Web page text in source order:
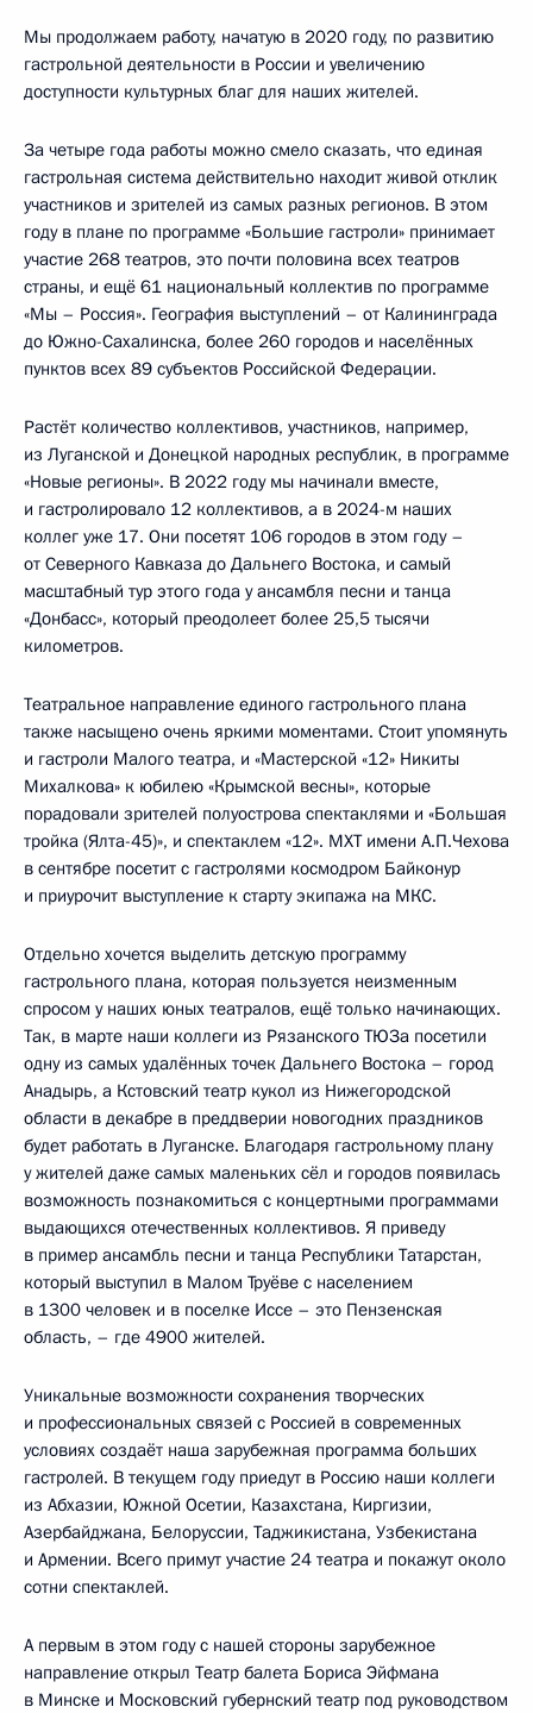
Мы продолжаем работу, начатую в 2020 году, по развитию
гастрольной деятельности в России и увеличению
доступности культурных благ для наших жителей.
За четыре года работы можно смело сказать, что единая
гастрольная система действительно находит живой отклик
участников и зрителей из самых разных регионов. В этом
году в плане по программе «Большие гастроли» принимает
участие 268 театров, это почти половина всех театров
страны, и ещё 61 национальный коллектив по программе
«Мы – Россия». География выступлений – от Калининграда
до Южно-Сахалинска, более 260 городов и населённых
пунктов всех 89 субъектов Российской Федерации.
Растёт количество коллективов, участников, например,
из Луганской и Донецкой народных республик, в программе
«Новые регионы». В 2022 году мы начинали вместе,
и гастролировало 12 коллективов, а в 2024-м наших
коллег уже 17. Они посетят 106 городов в этом году –
от Северного Кавказа до Дальнего Востока, и самый
масштабный тур этого года у ансамбля песни и танца
«Донбасс», который преодолеет более 25,5 тысячи
километров.
Театральное направление единого гастрольного плана
также насыщено очень яркими моментами. Стоит упомянуть
и гастроли Малого театра, и «Мастерской «12» Никиты
Михалкова» к юбилею «Крымской весны», которые
порадовали зрителей полуострова спектаклями и «Большая
тройка (Ялта-45)», и спектаклем «12». МХТ имени А.П.Чехова
в сентябре посетит с гастролями космодром Байконур
и приурочит выступление к старту экипажа на МКС.
Отдельно хочется выделить детскую программу
гастрольного плана, которая пользуется неизменным
спросом у наших юных театралов, ещё только начинающих.
Так, в марте наши коллеги из Рязанского ТЮЗа посетили
одну из самых удалённых точек Дальнего Востока – город
Анадырь, а Кстовский театр кукол из Нижегородской
области в декабре в преддверии новогодних праздников
будет работать в Луганске. Благодаря гастрольному плану
у жителей даже самых маленьких сёл и городов появилась
возможность познакомиться с концертными программами
выдающихся отечественных коллективов. Я приведу
в пример ансамбль песни и танца Республики Татарстан,
который выступил в Малом Труёве с населением
в 1300 человек и в поселке Иссе – это Пензенская
область, – где 4900 жителей.
Уникальные возможности сохранения творческих
и профессиональных связей с Россией в современных
условиях создаёт наша зарубежная программа больших
гастролей. В текущем году приедут в Россию наши коллеги
из Абхазии, Южной Осетии, Казахстана, Киргизии,
Азербайджана, Белоруссии, Таджикистана, Узбекистана
и Армении. Всего примут участие 24 театра и покажут около
сотни спектаклей.
А первым в этом году с нашей стороны зарубежное
направление открыл Театр балета Бориса Эйфмана
в Минске и Московский губернский театр под руководством